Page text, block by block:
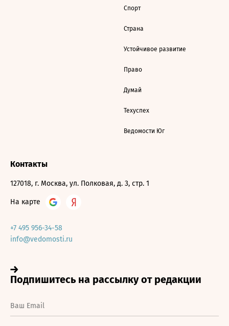
Спорт
Страна
Устойчивое развитие
Право
Думай
Техуспех
Ведомости Юг
Контакты
127018, г. Москва, ул. Полковая, д. 3, стр. 1
На карте
+7 495 956-34-58
info@vedomosti.ru